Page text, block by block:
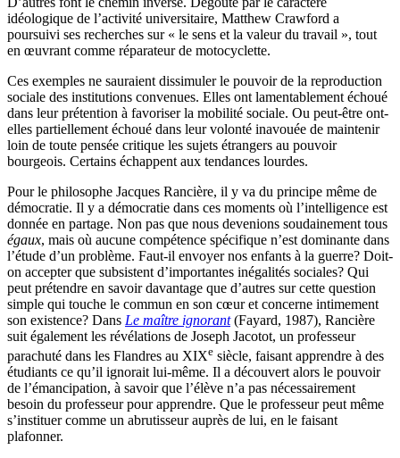
idéologique de l’activité universitaire, Matthew Crawford a
poursuivi ses recherches sur « le sens et la valeur du travail », tout
en œuvrant comme réparateur de motocyclette.
Ces exemples ne sauraient dissimuler le pouvoir de la reproduction
sociale des institutions convenues. Elles ont lamentablement échoué
dans leur prétention à favoriser la mobilité sociale. Ou peut-être ont-
elles partiellement échoué dans leur volonté inavouée de maintenir
loin de toute pensée critique les sujets étrangers au pouvoir
bourgeois. Certains échappent aux tendances lourdes.
Pour le philosophe Jacques Rancière, il y va du principe même de
démocratie. Il y a démocratie dans ces moments où l’intelligence est
donnée en partage. Non pas que nous devenions soudainement tous
égaux, mais où aucune compétence spécifique n’est dominante dans
l’étude d’un problème. Faut-il envoyer nos enfants à la guerre? Doit-
on accepter que subsistent d’importantes inégalités sociales? Qui
peut prétendre en savoir davantage que d’autres sur cette question
simple qui touche le commun en son cœur et concerne intimement
son existence? Dans Le maître ignorant(Fayard, 1987), Rancière
suit également les révélations de Joseph Jacotot, un professeur
parachuté dans les Flandres au XIXe siècle, faisant apprendre à des
étudiants ce qu’il ignorait lui-même. Il a découvert alors le pouvoir
de l’émancipation, à savoir que l’élève n’a pas nécessairement
besoin du professeur pour apprendre. Que le professeur peut même
s’instituer comme un abrutisseur auprès de lui, en le faisant
plafonner.